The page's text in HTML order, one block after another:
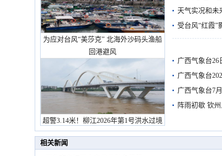
为应对台风“美莎克” 北海外沙码头渔船
回港避风
超警3.14米！柳江2026年第1号洪水过境
市民在堤岸见证汛况
天气实况和未
受台风“红霞”
有较强降雨
广西气象台26
广西气象台
预警
广西气象台7
阵雨初歇 钦
相关新闻